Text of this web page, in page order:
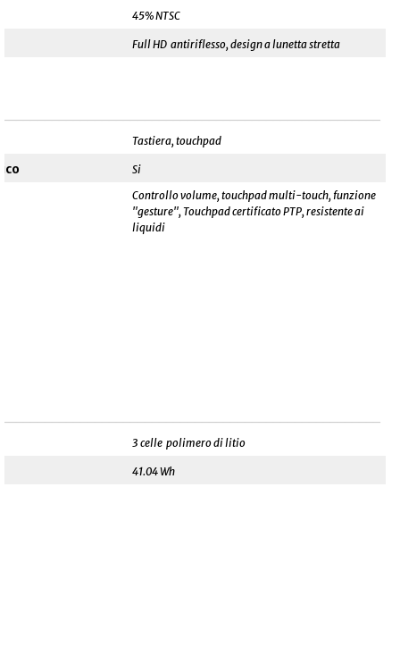
45% NTSC
Full HD antiriflesso, design a lunetta stretta
Tastiera, touchpad
Si
Controllo volume, touchpad multi-touch, funzione
"gesture", Touchpad certificato PTP, resistente ai
liquidi
3 celle polimero di litio
41.04 Wh